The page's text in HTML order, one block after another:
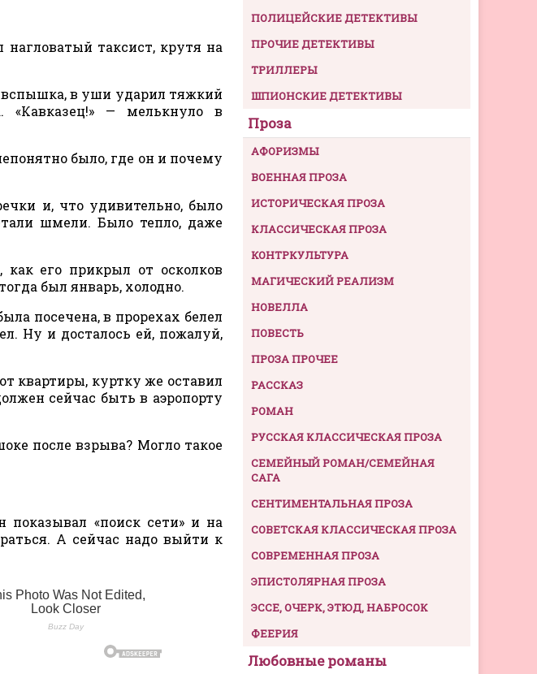
таксист, крутя на
вспышка, в уши ударил тяжкий
«Кавказец!» — мелькнуло в
было, где он и почему
и, что удивительно, было
шмели. Было тепло, даже
его прикрыл от осколков
был январь, холодно.
посечена, в прорехах белел
Ну и досталось ей, пожалуй,
квартиры, куртку же оставил
сейчас быть в аэропорту
после взрыва? Могло такое
«поиск сети» и на
А сейчас надо выйти к
ПОЛИЦЕЙСКИЕ ДЕТЕКТИВЫ
ПРОЧИЕ ДЕТЕКТИВЫ
ТРИЛЛЕРЫ
ШПИОНСКИЕ ДЕТЕКТИВЫ
Проза
АФОРИЗМЫ
ВОЕННАЯ ПРОЗА
ИСТОРИЧЕСКАЯ ПРОЗА
КЛАССИЧЕСКАЯ ПРОЗА
КОНТРКУЛЬТУРА
МАГИЧЕСКИЙ РЕАЛИЗМ
НОВЕЛЛА
ПОВЕСТЬ
ПРОЗА ПРОЧЕЕ
РАССКАЗ
РОМАН
РУССКАЯ КЛАССИЧЕСКАЯ ПРОЗА
СЕМЕЙНЫЙ РОМАН/СЕМЕЙНАЯ
САГА
СЕНТИМЕНТАЛЬНАЯ ПРОЗА
СОВЕТСКАЯ КЛАССИЧЕСКАЯ ПРОЗА
СОВРЕМЕННАЯ ПРОЗА
ЭПИСТОЛЯРНАЯ ПРОЗА
ЭССЕ, ОЧЕРК, ЭТЮД, НАБРОСОК
ФЕЕРИЯ
Любовные романы